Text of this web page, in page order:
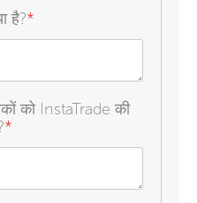
है?*
को InstaTrade की
*